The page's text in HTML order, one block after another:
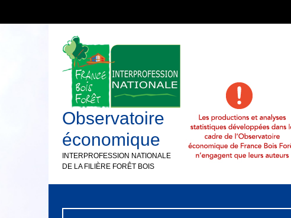
Observatoire
économique
INTERPROFESSION NATIONALE
DE LA FILIÈRE FORÊT BOIS